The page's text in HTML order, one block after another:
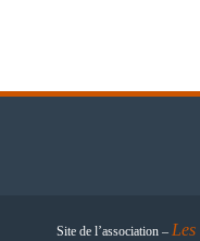
Site de l’association – Les